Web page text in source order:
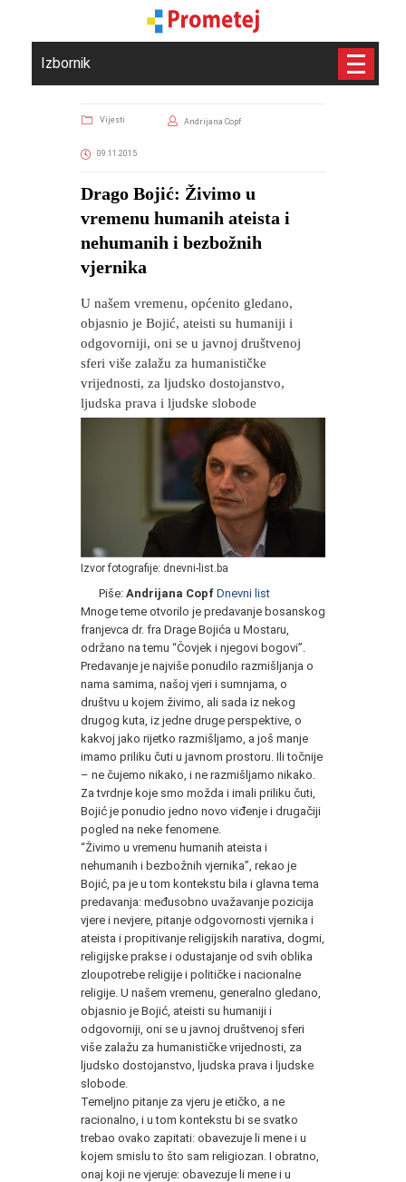
Izbornik
Vijesti Andrijana Copf
09.11.2015
Drago Bojić: Živimo u
vremenu humanih ateista i
nehumanih i bezbožnih
vjernika
U našem vremenu, općenito gledano,
objasnio je Bojić, ateisti su humaniji i
odgovorniji, oni se u javnoj društvenoj
sferi više zalažu za humanističke
vrijednosti, za ljudsko dostojanstvo,
ljudska prava i ljudske slobode
Izvor fotografije: dnevni-list.ba
Piše: Andrijana Copf Dnevni list
Mnoge teme otvorilo je predavanje bosanskog
franjevca dr. fra Drage Bojića u Mostaru,
održano na temu “Čovjek i njegovi bogovi”.
Predavanje je najviše ponudilo razmišljanja o
nama samima, našoj vjeri i sumnjama, o
društvu u kojem živimo, ali sada iz nekog
drugog kuta, iz jedne druge perspektive, o
kakvoj jako rijetko razmišljamo, a još manje
imamo priliku čuti u javnom prostoru. Ili točnije
– ne čujemo nikako, i ne razmišljamo nikako.
Za tvrdnje koje smo možda i imali priliku čuti,
Bojić je ponudio jedno novo viđenje i drugačiji
pogled na neke fenomene.
“Živimo u vremenu humanih ateista i
nehumanih i bezbožnih vjernika”, rekao je
Bojić, pa je u tom kontekstu bila i glavna tema
predavanja: međusobno uvažavanje pozicija
vjere i nevjere, pitanje odgovornosti vjernika i
ateista i propitivanje religijskih narativa, dogmi,
religijske prakse i odustajanje od svih oblika
zloupotrebe religije i političke i nacionalne
religije. U našem vremenu, generalno gledano,
objasnio je Bojić, ateisti su humaniji i
odgovorniji, oni se u javnoj društvenoj sferi
više zalažu za humanističke vrijednosti, za
ljudsko dostojanstvo, ljudska prava i ljudske
slobode.
Temeljno pitanje za vjeru je etičko, a ne
racionalno, i u tom kontekstu bi se svatko
trebao ovako zapitati: obavezuje li mene i u
kojem smislu to što sam religiozan. I obratno,
onaj koji ne vjeruje: obavezuje li mene i u